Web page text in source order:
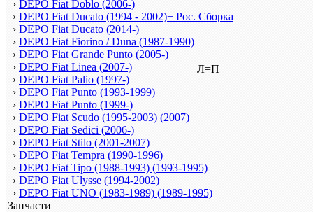
› DEPO Fiat Doblo (2006-)
› DEPO Fiat Ducato (1994 - 2002)+ Рос. Сборка
› DEPO Fiat Ducato (2014-)
› DEPO Fiat Fiorino / Duna (1987-1990)
› DEPO Fiat Grande Punto (2005-)
› DEPO Fiat Linea (2007-)
› DEPO Fiat Palio (1997-)
› DEPO Fiat Punto (1993-1999)
› DEPO Fiat Punto (1999-)
› DEPO Fiat Scudo (1995-2003) (2007)
› DEPO Fiat Sedici (2006-)
› DEPO Fiat Stilo (2001-2007)
› DEPO Fiat Tempra (1990-1996)
› DEPO Fiat Tipo (1988-1993) (1993-1995)
› DEPO Fiat Ulysse (1994-2002)
› DEPO Fiat UNO (1983-1989) (1989-1995)
Запчасти